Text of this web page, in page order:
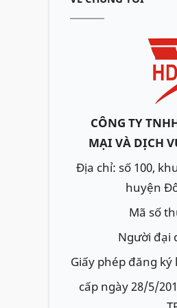
CÔNG TY
MẠI VÀ DỊCH
Địa chỉ: số 100,
huyện
Mã số
Người đại
Giấy phép đăng ký
cấp ngày 28/5/